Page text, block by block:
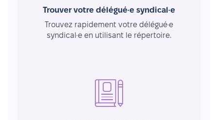
Trouver votre délégué·e syndical·e
Trouvez rapidement votre délégué·e
syndical·e en utilisant le répertoire.